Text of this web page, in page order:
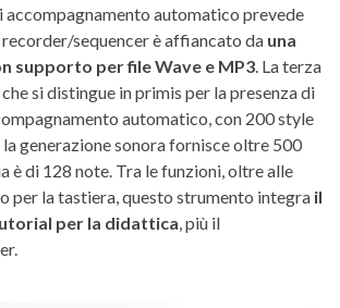
accompagnamento automatico prevede
sequencer è affiancato da una
supporto per file Wave e MP3. La terza
che si distingue in primis per la presenza di
automatico, con 200 style
generazione sonora fornisce oltre 500
è di 128 note. Tra le funzioni, oltre alle
per la tastiera, questo strumento integra il
per la didattica, più il